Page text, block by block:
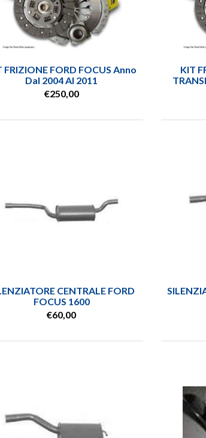
FRIZIONE FORD FOCUS Anno
Dal 2004 Al 2011
€250,00
KIT
CENTRALE FORD
FOCUS 1600
€60,00